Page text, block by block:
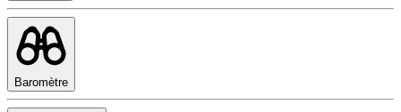
Baromètre